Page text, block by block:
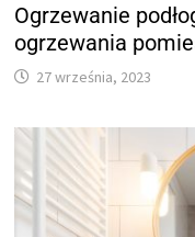
Ogrzewanie
ogrzewania
27 września, 2023